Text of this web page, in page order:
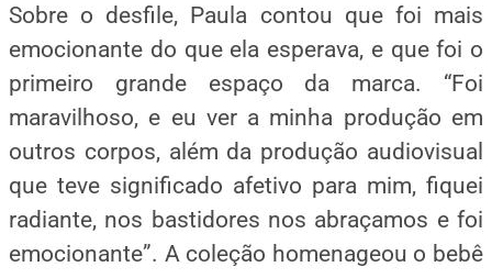
Sobre o desfile, Paula contou que foi mais
emocionante do que ela esperava, e que foi o
primeiro grande espaço da marca. “Foi
maravilhoso, e eu ver a minha produção em
outros corpos, além da produção audiovisual
que teve significado afetivo para mim, fiquei
radiante, nos bastidores nos abraçamos e foi
emocionante”. A coleção homenageou o bebê